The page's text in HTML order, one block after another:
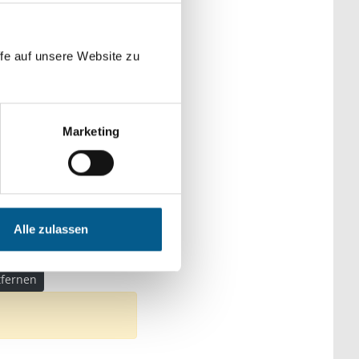
auf unsere Website zu
Marketing
Alle zulassen
Kategorien
& Familie
Senioren & Pflege